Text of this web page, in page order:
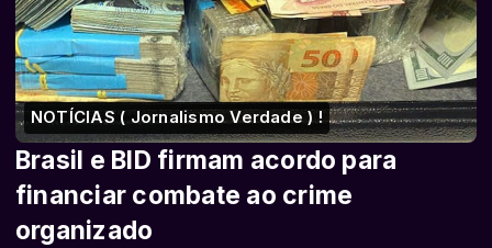
NOTÍCIAS ( Jornalismo Verdade ) !
Brasil e BID firmam acordo para
financiar combate ao crime
organizado